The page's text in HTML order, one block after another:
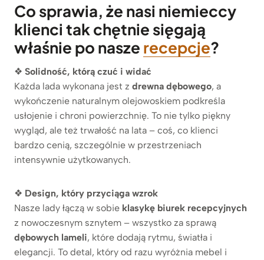
Co sprawia, że nasi niemieccy
klienci tak chętnie sięgają
właśnie po nasze recepcje?
❖ Solidność, którą czuć i widać
Każda lada wykonana jest z drewna dębowego, a
wykończenie naturalnym olejowoskiem podkreśla
usłojenie i chroni powierzchnię. To nie tylko piękny
wygląd, ale też trwałość na lata – coś, co klienci
bardzo cenią, szczególnie w przestrzeniach
intensywnie użytkowanych.
❖ Design, który przyciąga wzrok
Nasze lady łączą w sobie klasykę biurek recepcyjnych
z nowoczesnym sznytem – wszystko za sprawą
dębowych lameli, które dodają rytmu, światła i
elegancji. To detal, który od razu wyróżnia mebel i